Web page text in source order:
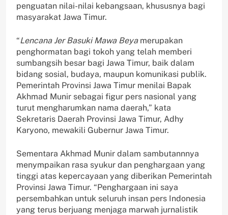
penguatan nilai-nilai kebangsaan, khususnya bagi
masyarakat Jawa Timur.
“Lencana Jer Basuki Mawa Beyamerupakan
penghormatan bagi tokoh yang telah memberi
sumbangsih besar bagi Jawa Timur, baik dalam
bidang sosial, budaya, maupun komunikasi publik.
Pemerintah Provinsi Jawa Timur menilai Bapak
Akhmad Munir sebagai figur pers nasional yang
turut mengharumkan nama daerah,” kata
Sekretaris Daerah Provinsi Jawa Timur, Adhy
Karyono, mewakili Gubernur Jawa Timur.
Sementara Akhmad Munir dalam sambutannnya
menympaikan rasa syukur dan penghargaan yang
tinggi atas kepercayaan yang diberikan Pemerintah
Provinsi Jawa Timur. “Penghargaan ini saya
persembahkan untuk seluruh insan pers Indonesia
yang terus berjuang menjaga marwah jurnalistik